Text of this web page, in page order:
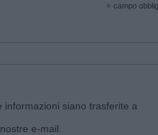
* campo
informazioni siano trasferite a
e-mail.